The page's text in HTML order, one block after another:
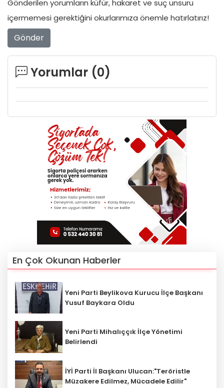
Gönderilen yorumların küfür, hakaret ve suç unsuru
içermemesi gerektiğini okurlarımıza önemle hatırlatırız!
Gönder
Yorumlar (0)
En Çok Okunan Haberler
Yeni Parti Beylikova Kurucu İlçe Başkanı
Yusuf Baykara Oldu
Yeni Parti Mihalıççık İlçe Yönetimi
Belirlendi
İYİ Parti İl Başkanı Ulucan:"Teröristle
Müzakere Edilmez, Mücadele Edilir"